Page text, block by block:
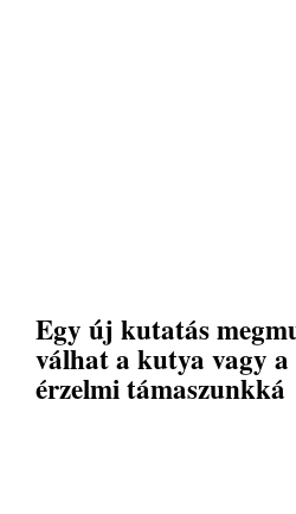
Egy új kutatás
válhat a kutya vagy
érzelmi támaszunkká